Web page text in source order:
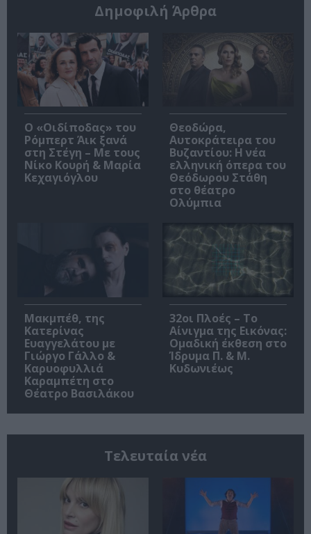
Δημοφιλή Άρθρα
O «Οιδίποδας» του
Ρόμπερτ Άικ ξανά
στη Στέγη – Με τους
Νίκο Κουρή & Μαρία
Κεχαγιόγλου
Θεοδώρα,
Αυτοκράτειρα του
Βυζαντίου: Η νέα
ελληνική όπερα του
Θεόδωρου Στάθη
στο θέατρο
Ολύμπια
Μακμπέθ, της
Κατερίνας
Ευαγγελάτου με
Γιώργο Γάλλο &
Καρυοφυλλιά
Καραμπέτη στο
Θέατρο Βασιλάκου
32οι Πλοές – Το
Αίνιγμα της Εικόνας:
Ομαδική έκθεση στο
Ίδρυμα Π. & Μ.
Κυδωνιέως
Τελευταία νέα